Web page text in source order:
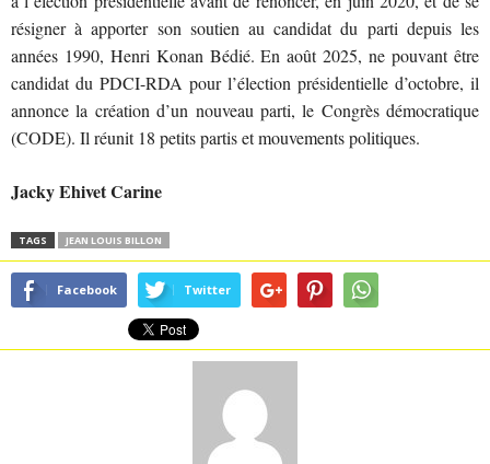
résigner à apporter son soutien au candidat du parti depuis les
années 1990, Henri Konan Bédié. En août 2025, ne pouvant être
candidat du PDCI-RDA pour l’élection présidentielle d’octobre, il
annonce la création d’un nouveau parti, le Congrès démocratique
(CODE). Il réunit 18 petits partis et mouvements politiques.
Jacky Ehivet Carine
TAGS JEAN LOUIS BILLON
Facebook Twitter